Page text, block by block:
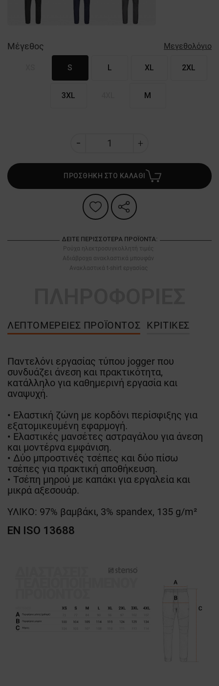
Μέγεθος Μεγεθολόγιο
S L XL 2XL
3XL M
ΠΡΟΣΘΗΚΗ ΣΤΟ ΚΑΛΑΘΙ
ΔΕΊΤΕ ΠΕΡΙΣΣΌΤΕΡΑ ΠΡΟΪΌΝΤΑ:
Ρούχα ηλεκτροσυγκολλητή τιμές
Αδιάβροχα ανακλαστικά μπουφάν
Ανακλαστικά t-shirt εργασίας
ΛΕΠΤΟΜΈΡΕΙΕΣ ΠΡΟΪΌΝΤΟΣ ΚΡΙΤΙΚΈΣ
Παντελόνι εργασίας τύπου jogger που
συνδυάζει άνεση και πρακτικότητα,
κατάλληλο για καθημερινή εργασία και
αναψυχή.
• Ελαστική ζώνη με κορδόνι περίσφιξης για
εξατομικευμένη εφαρμογή.
• Ελαστικές μανσέτες αστραγάλου για άνεση
και μοντέρνα εμφάνιση.
• Δύο μπροστινές τσέπες και δύο πίσω
τσέπες για πρακτική αποθήκευση.
• Τσέπη μηρού με καπάκι για εργαλεία και
μικρά αξεσουάρ.
ΥΛΙΚΟ: 97% βαμβάκι, 3% spandex, 135 g/m²
EN ISO 13688